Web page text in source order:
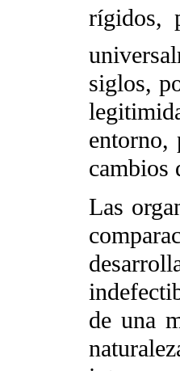
rígidos,
siglos,
entorno,
cambios
Las
de una